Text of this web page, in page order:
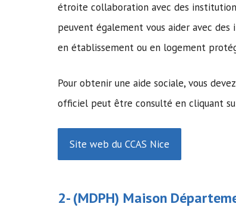
étroite collaboration avec des
peuvent également vous aider avec
en établissement ou en logement
Pour obtenir une aide sociale, vous
officiel peut être consulté en cliquant
Site web du CCAS Nice
2- (MDPH) Maison